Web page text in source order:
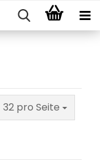
32 pro Seite
pro Seite